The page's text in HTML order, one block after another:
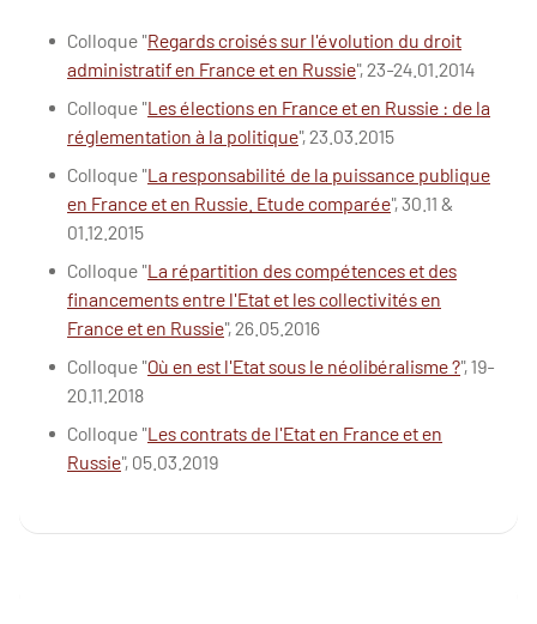
Colloque "Regards croisés sur l'évolution du droit
administratif en France et en Russie", 23-24.01.2014
Colloque "Les élections en France et en Russie : de la
réglementation à la politique", 23.03.2015
Colloque "La responsabilité de la puissance publique
en France et en Russie. Etude comparée", 30.11 &
01.12.2015
Colloque "La répartition des compétences et des
financements entre l'Etat et les collectivités en
France et en Russie", 26.05.2016
Colloque "Où en est l'Etat sous le néolibéralisme ?", 19-
20.11.2018
Colloque "Les contrats de l'Etat en France et en
Russie", 05.03.2019